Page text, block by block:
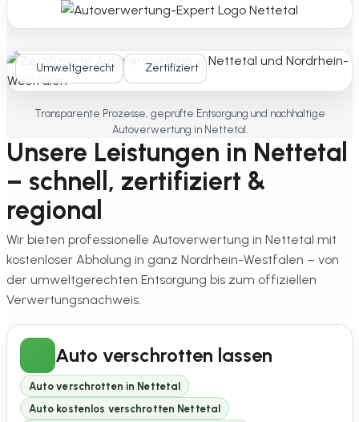
Umweltgerecht Zertifiziert
Transparente Prozesse, geprüfte Entsorgung und nachhaltige
Autoverwertung in Nettetal.
Unsere Leistungen in Nettetal
– schnell, zertifiziert &
regional
Wir bieten professionelle Autoverwertung in Nettetal mit
kostenloser Abholung in ganz Nordrhein-Westfalen – von
der umweltgerechten Entsorgung bis zum offiziellen
Verwertungsnachweis.
Auto verschrotten lassen
Auto verschrotten in Nettetal
Auto kostenlos verschrotten Nettetal